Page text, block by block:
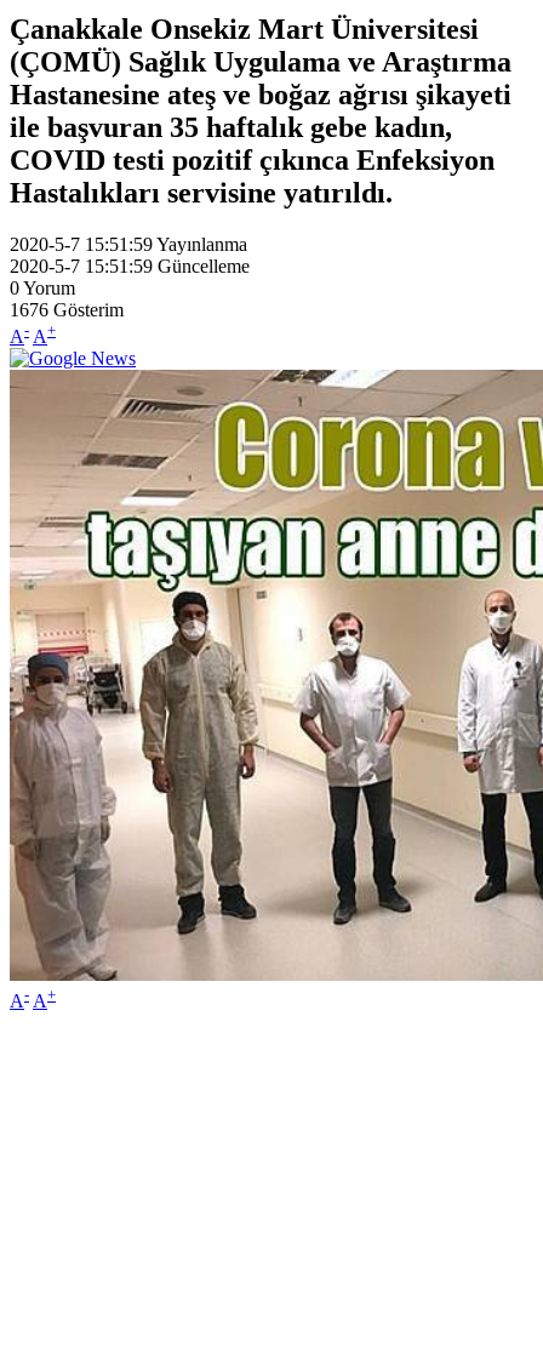
Çanakkale Onsekiz Mart Üniversitesi
(ÇOMÜ) Sağlık Uygulama ve Araştırma
Hastanesine ateş ve boğaz ağrısı şikayeti
ile başvuran 35 haftalık gebe kadın,
COVID testi pozitif çıkınca Enfeksiyon
Hastalıkları servisine yatırıldı.
2020-5-7 15:51:59Yayınlanma
2020-5-7 15:51:59 Güncelleme
0Yorum
1676 Gösterim
A- A+
A- A+